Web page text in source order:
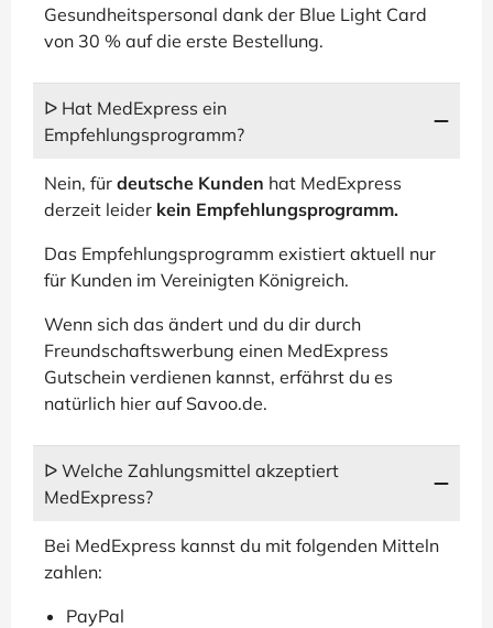
Gesundheitspersonal dank der Blue Light Card
von 30 % auf die erste Bestellung.
ᐅ Hat MedExpress ein
Empfehlungsprogramm?
Nein, für deutsche Kunden hat MedExpress
derzeit leider kein Empfehlungsprogramm.
Das Empfehlungsprogramm existiert aktuell nur
für Kunden im Vereinigten Königreich.
Wenn sich das ändert und du dir durch
Freundschaftswerbung einen MedExpress
Gutschein verdienen kannst, erfährst du es
natürlich hier auf Savoo.de.
ᐅ Welche Zahlungsmittel akzeptiert
MedExpress?
Bei MedExpress kannst du mit folgenden Mitteln
zahlen:
PayPal